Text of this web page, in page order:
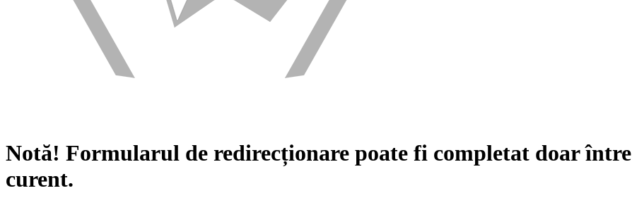
Notă! Formularul de redirecționare poate fi completat doar între
curent.